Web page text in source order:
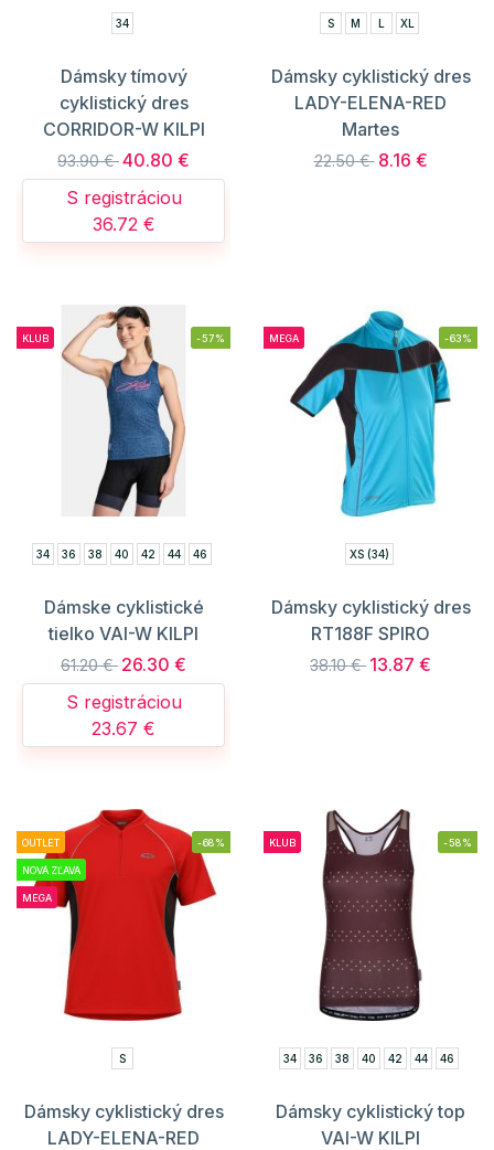
34
Dámsky tímový
cyklistický dres
CORRIDOR-W KILPI
93.90 €40.80 €
S registráciou
36.72 €
S M L XL
Dámsky cyklistický dres
LADY-ELENA-RED
Martes
22.50 € 8.16 €
KLUB -57%
34 36 38 40 42 44 46
Dámske cyklistické
tielko VAI-W KILPI
61.20 € 26.30 €
S registráciou
23.67 €
MEGA -63%
XS (34)
Dámsky cyklistický dres
RT188F SPIRO
38.10 € 13.87 €
OUTLET
NOVÁ ZĽAVA
MEGA
-68%
S
Dámsky cyklistický dres
LADY-ELENA-RED
KLUB -58%
34 36 38 40 42 44 46
Dámsky cyklistický top
VAI-W KILPI